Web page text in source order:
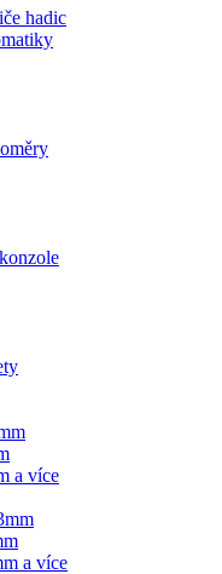
hadic
a více
a více